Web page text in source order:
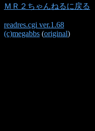
ＭＲ２ちゃんねるに戻る
readres.cgi ver.1.68
(c)megabbs (original)